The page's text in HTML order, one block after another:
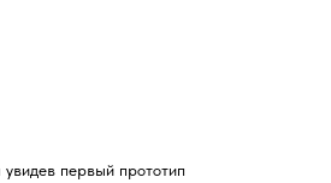
первый прототип